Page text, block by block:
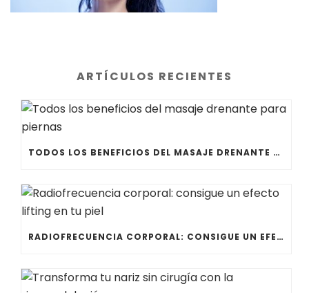
ARTÍCULOS RECIENTES
TODOS LOS BENEFICIOS DEL MASAJE DRENANTE PARA PIERNAS
RADIOFRECUENCIA CORPORAL: CONSIGUE UN EFECTO LIFTING EN TU PIEL